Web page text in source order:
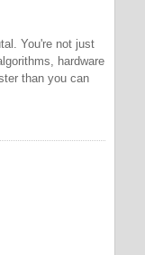
You're not just
hardware
than you can